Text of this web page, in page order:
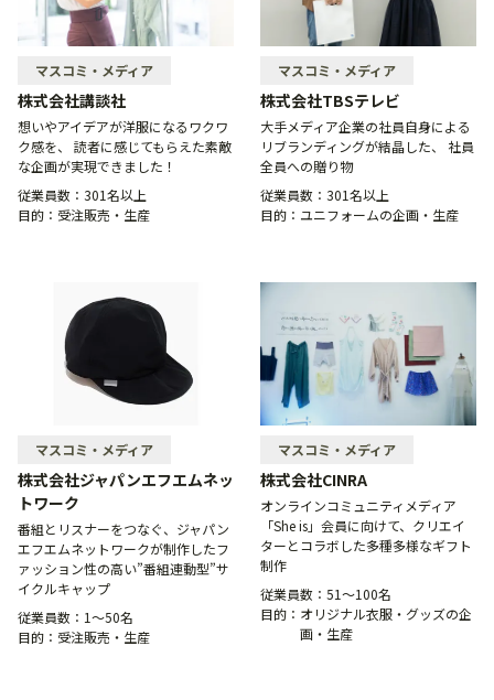
マスコミ・メディア
株式会社講談社
想いやアイデアが洋服になるワクワ
ク感を、 読者に感じてもらえた素敵
な企画が実現できました！
従業員数： 301名以上
目的： 受注販売・生産
マスコミ・メディア
株式会社TBSテレビ
大手メディア企業の社員自身による
リブランディングが結晶した、 社員
全員への贈り物
従業員数： 301名以上
目的： ユニフォームの企画・生産
マスコミ・メディア
株式会社ジャパンエフエムネッ
トワーク
番組とリスナーをつなぐ、ジャパン
エフエムネットワークが制作したフ
ァッション性の高い”番組連動型”サ
イクルキャップ
従業員数： 1〜50名
目的： 受注販売・生産
マスコミ・メディア
株式会社CINRA
オンラインコミュニティメディア
「She is」会員に向けて、クリエイ
ターとコラボした多種多様なギフト
制作
従業員数： 51〜100名
目的： オリジナル衣服・グッズの企
画・生産